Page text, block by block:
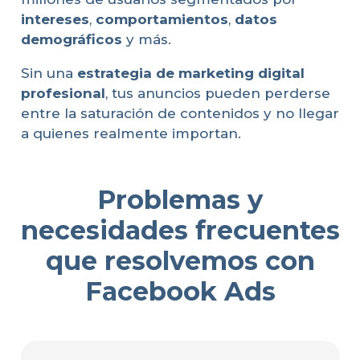
intereses, comportamientos, datos
demográficos y más.
Sin una estrategia de marketing digital
profesional, tus anuncios pueden perderse
entre la saturación de contenidos y no llegar
a quienes realmente importan.
Problemas y
necesidades frecuentes
que resolvemos con
Facebook Ads